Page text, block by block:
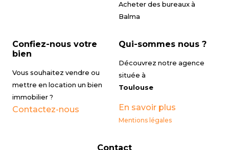
Acheter des bureaux à
Balma
Confiez-nous votre
bien
Vous souhaitez vendre ou
mettre en location un bien
immobilier ?
Contactez-nous
Qui-sommes nous ?
Découvrez notre agence
située à
Toulouse
En savoir plus
Mentions légales
Contact